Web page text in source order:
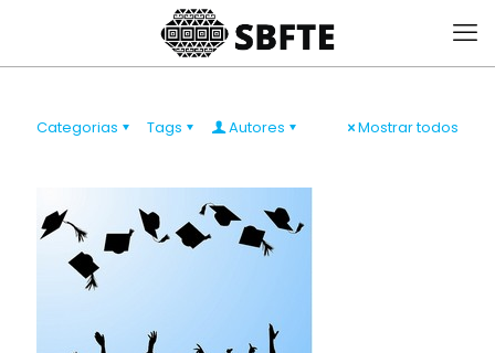
Categorias Tags Autores Mostrar todos